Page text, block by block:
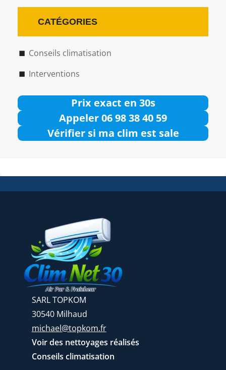
CATÉGORIES
Conseils climatisation
Interventions
Prix exact en 30s
Appeler 06 98 38 40 59
Vérifier si ma clim est sale
SARL TOPKOM
30540 Milhaud
michael@topkom.fr
Voir des nettoyages réalisés
Conseils climatisation